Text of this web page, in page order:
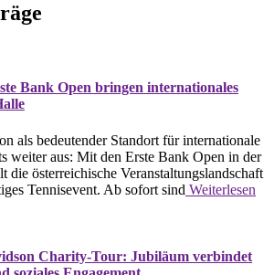
Bank Open bringen internationales
als bedeutender Standort für internationale
weiter aus: Mit den Erste Bank Open in der
die österreichische Veranstaltungslandschaft
Tennisevent. Ab sofort sind Weiterlesen
Charity-Tour: Jubiläum verbindet